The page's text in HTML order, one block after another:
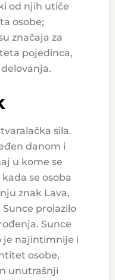
od njih utiče
osobe;
značaja za
pojedinca,
sila.
danom i
u kome se
se osoba
znak Lava,
prolazilo
Sunce
je najintimnije i
osobe,
unutrašnji